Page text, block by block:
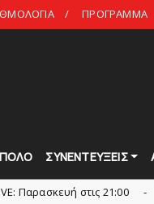
ΠΡΟΓΡΑΜΜΑ
ΠΟΛΟ ΣΥΝΕΝΤΕΥΞΕΙΣ
στις 21:00 slide